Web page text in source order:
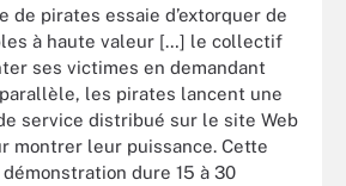
de pirates essaie d’extorquer de
à haute valeur […] le collectif
ses victimes en demandant
les pirates lancent une
service distribué sur le site Web
montrer leur puissance. Cette
dure 15 à 30